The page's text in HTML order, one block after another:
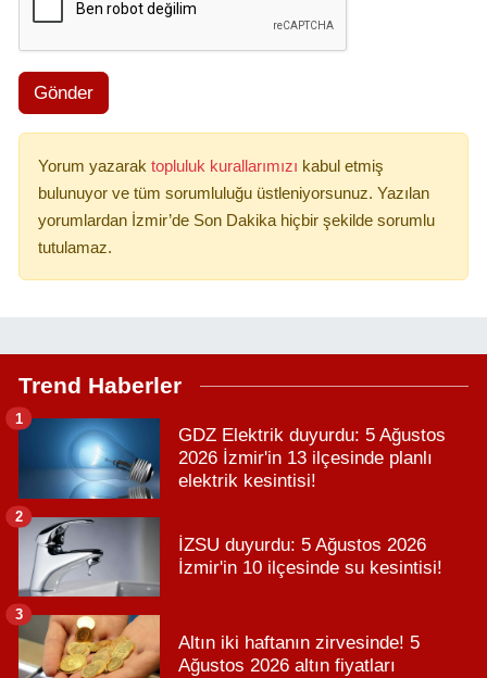
Gönder
Yorum yazarak topluluk kurallarımızı kabul etmiş
bulunuyor ve tüm sorumluluğu üstleniyorsunuz. Yazılan
yorumlardan İzmir’de Son Dakika hiçbir şekilde sorumlu
tutulamaz.
Trend Haberler
GDZ Elektrik duyurdu: 5 Ağustos
2026 İzmir'in 13 ilçesinde planlı
elektrik kesintisi!
1
İZSU duyurdu: 5 Ağustos 2026
İzmir'in 10 ilçesinde su kesintisi!
2
Altın iki haftanın zirvesinde! 5
Ağustos 2026 altın fiyatları
3